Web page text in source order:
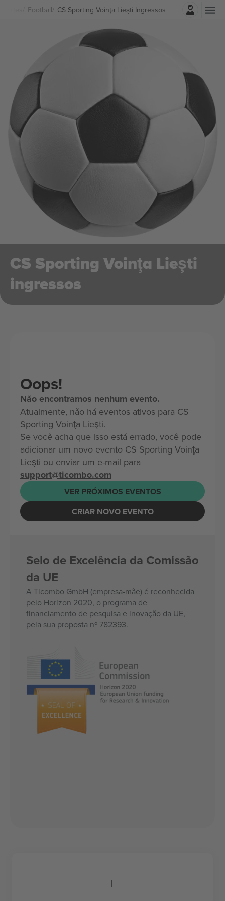
Football CS Sporting Voinţa Lieşti Ingressos
Entrar
CS Sporting Voinţa Lieşti
ingressos
Oops!
Não encontramos nenhum evento.
Atualmente, não há eventos ativos para CS
Sporting Voinţa Lieşti.
Se você acha que isso está errado, você pode
adicionar um novo evento CS Sporting Voinţa
Lieşti ou enviar um e-mail para
support@ticombo.com
VER PRÓXIMOS EVENTOS
CRIAR NOVO EVENTO
Selo de Excelência da Comissão
da UE
A Ticombo GmbH (empresa-mãe) é reconhecida
pelo Horizon 2020, o programa de
financiamento de pesquisa e inovação da UE,
pela sua proposta nº 782393.